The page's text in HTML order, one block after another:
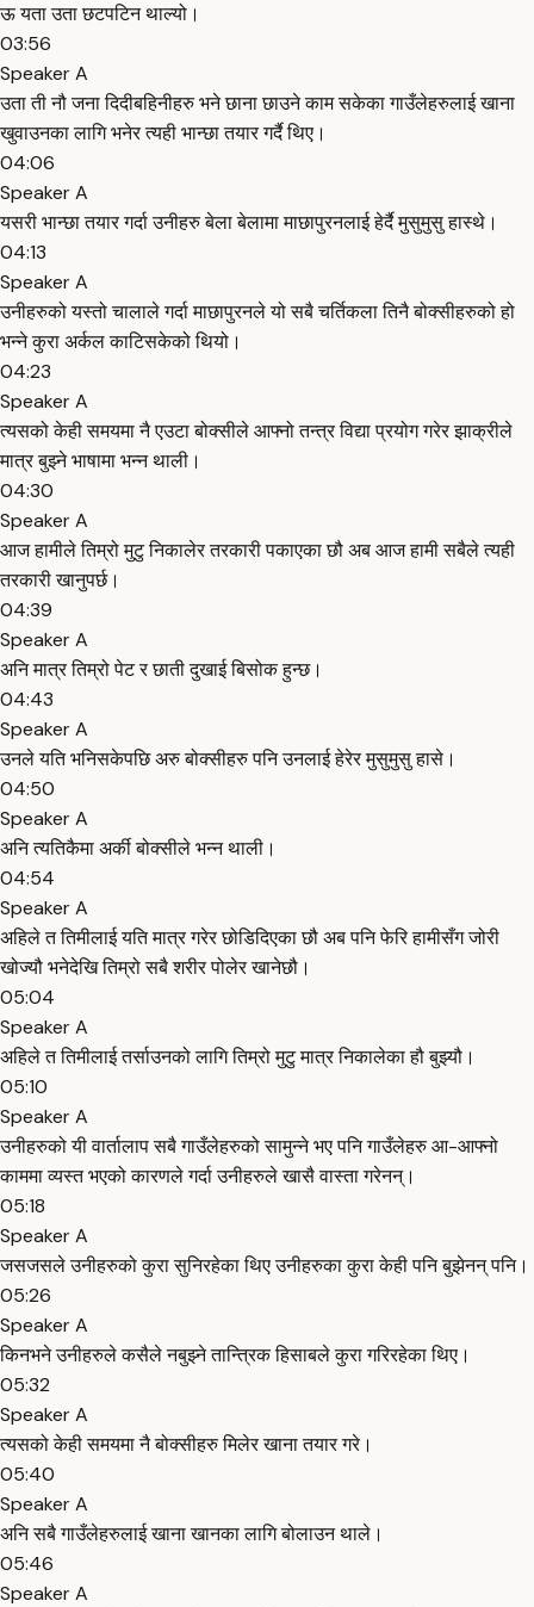
ऊ यता उता छटपटिन थाल्यो।
03:56
Speaker A
उता ती नौ जना दिदीबहिनीहरु भने छाना छाउने काम सकेका गाउँलेहरुलाई खाना
खुवाउनका लागि भनेर त्यही भान्छा तयार गर्दै थिए।
04:06
Speaker A
यसरी भान्छा तयार गर्दा उनीहरु बेला बेलामा माछापुरनलाई हेर्दै मुसुमुसु हास्थे।
04:13
Speaker A
उनीहरुको यस्तो चालाले गर्दा माछापुरनले यो सबै चर्तिकला तिनै बोक्सीहरुको हो
भन्ने कुरा अर्कल काटिसकेको थियो।
04:23
Speaker A
त्यसको केही समयमा नै एउटा बोक्सीले आफ्नो तन्त्र विद्या प्रयोग गरेर झाक्रीले
मात्र बुझ्ने भाषामा भन्न थाली।
04:30
Speaker A
आज हामीले तिम्रो मुटु निकालेर तरकारी पकाएका छौ अब आज हामी सबैले त्यही
तरकारी खानुपर्छ।
04:39
Speaker A
अनि मात्र तिम्रो पेट र छाती दुखाई बिसोक हुन्छ।
04:43
Speaker A
उनले यति भनिसकेपछि अरु बोक्सीहरु पनि उनलाई हेरेर मुसुमुसु हासे।
04:50
Speaker A
अनि त्यतिकैमा अर्की बोक्सीले भन्न थाली।
04:54
Speaker A
अहिले त तिमीलाई यति मात्र गरेर छोडिदिएका छौ अब पनि फेरि हामीसँग जोरी
खोज्यौ भनेदेखि तिम्रो सबै शरीर पोलेर खानेछौ।
05:04
Speaker A
अहिले त तिमीलाई तर्साउनको लागि तिम्रो मुटु मात्र निकालेका हौ बुझ्यौ।
05:10
Speaker A
उनीहरुको यी वार्तालाप सबै गाउँलेहरुको सामुन्ने भए पनि गाउँलेहरु आ-आफ्नो
काममा व्यस्त भएको कारणले गर्दा उनीहरुले खासै वास्ता गरेनन्।
05:18
Speaker A
जसजसले उनीहरुको कुरा सुनिरहेका थिए उनीहरुका कुरा केही पनि बुझेनन् पनि।
05:26
Speaker A
किनभने उनीहरुले कसैले नबुझ्ने तान्त्रिक हिसाबले कुरा गरिरहेका थिए।
05:32
Speaker A
त्यसको केही समयमा नै बोक्सीहरु मिलेर खाना तयार गरे।
05:40
Speaker A
अनि सबै गाउँलेहरुलाई खाना खानका लागि बोलाउन थाले।
05:46
Speaker A